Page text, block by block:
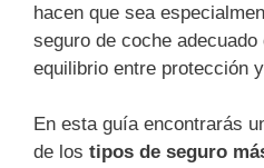
hacen que sea
seguro de coche
equilibrio entre protección
En esta guía encontrarás
de los tipos de seguro